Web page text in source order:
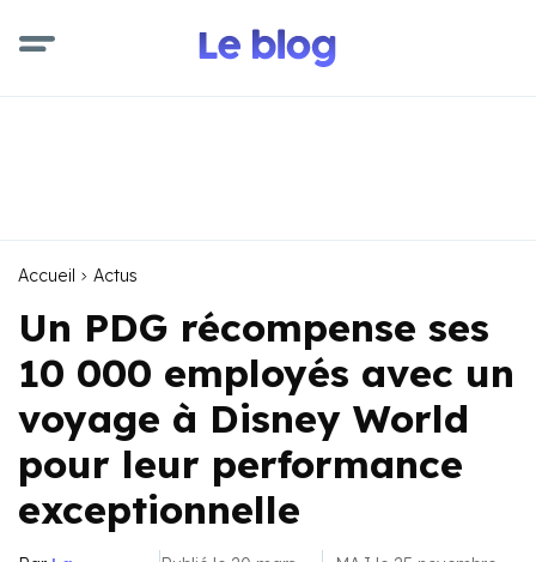
Accueil Actus
Un PDG récompense ses
10 000 employés avec un
voyage à Disney World
pour leur performance
exceptionnelle